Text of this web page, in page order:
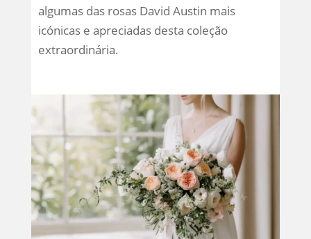
algumas das rosas David Austin mais
icónicas e apreciadas desta coleção
extraordinária.